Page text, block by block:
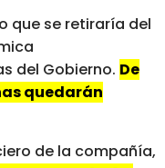
que se retiraría del
del Gobierno. De
quedarán
de la compañía,